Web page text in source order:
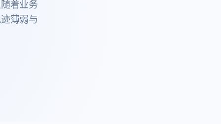
着业务
薄弱与